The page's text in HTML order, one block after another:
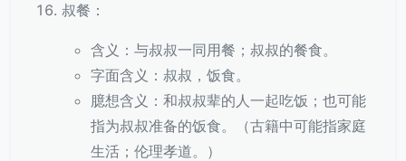
叔餐：
含义：与叔叔一同用餐；叔叔的餐食。
字面含义：叔叔，饭食。
臆想含义：和叔叔辈的人一起吃饭；也可能
指为叔叔准备的饭食。（古籍中可能指家庭
生活；伦理孝道。）